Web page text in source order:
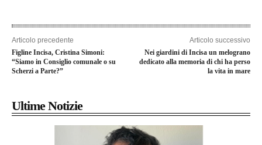
Articolo precedente
Figline Incisa, Cristina Simoni:
“Siamo in Consiglio comunale o su
Scherzi a Parte?”
Articolo successivo
Nei giardini di Incisa un melograno
dedicato alla memoria di chi ha perso
la vita in mare
Ultime Notizie